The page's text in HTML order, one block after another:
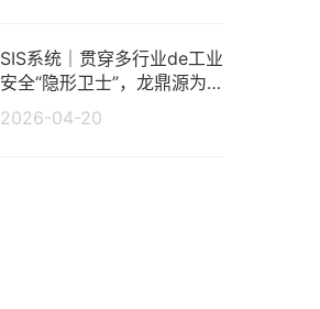
SIS系统｜贯穿多行业de工业
安全“隐形卫士”，龙鼎源为
生产保驾护航
2026-04-20